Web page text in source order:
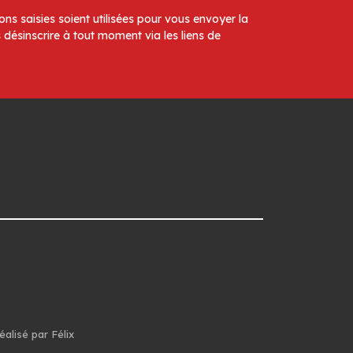
saisies soient utilisées pour vous envoyer la
à tout moment via les liens de
par Félix